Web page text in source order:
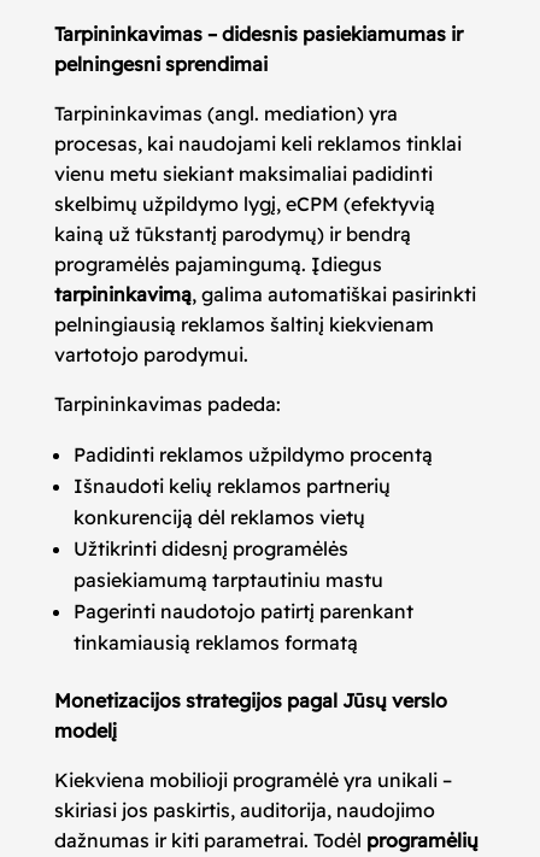
Tarpininkavimas – didesnis pasiekiamumas ir
pelningesni sprendimai
Tarpininkavimas (angl. mediation) yra
procesas, kai naudojami keli reklamos tinklai
vienu metu siekiant maksimaliai padidinti
skelbimų užpildymo lygį, eCPM (efektyvią
kainą už tūkstantį parodymų) ir bendrą
programėlės pajamingumą. Įdiegus
tarpininkavimą, galima automatiškai pasirinkti
pelningiausią reklamos šaltinį kiekvienam
vartotojo parodymui.
Tarpininkavimas padeda:
Padidinti reklamos užpildymo procentą
Išnaudoti kelių reklamos partnerių
konkurenciją dėl reklamos vietų
Užtikrinti didesnį programėlės
pasiekiamumą tarptautiniu mastu
Pagerinti naudotojo patirtį parenkant
tinkamiausią reklamos formatą
Monetizacijos strategijos pagal Jūsų verslo
modelį
Kiekviena mobilioji programėlė yra unikali –
skiriasi jos paskirtis, auditorija, naudojimo
dažnumas ir kiti parametrai. Todėl programėlių